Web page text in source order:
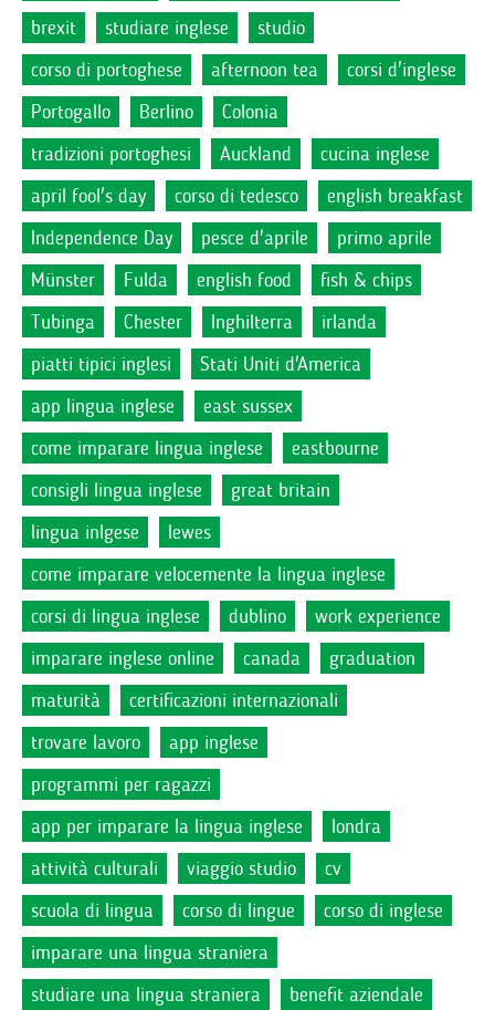
brexit
studiare inglese
studio
corso di portoghese
afternoon tea
corsi d'inglese
Portogallo
Berlino
Colonia
tradizioni portoghesi
Auckland
cucina inglese
april fool's day
corso di tedesco
english breakfast
Independence Day
pesce d'aprile
primo aprile
Münster
Fulda english food
fish & chips
Tubinga
Chester Inghilterra
irlanda
piatti tipici inglesi
Stati Uniti d'America
app lingua inglese
east sussex
come imparare lingua inglese
eastbourne
consigli lingua inglese
great britain
lingua inlgese
lewes
come imparare velocemente la lingua inglese
corsi di lingua inglese
dublino
work experience
imparare inglese online
canada
graduation
maturità
certificazioni internazionali
trovare lavoro
app inglese
programmi per ragazzi
app per imparare la lingua inglese
londra
attività culturali
viaggio studio
cv
scuola di lingua
corso di lingue
corso di inglese
imparare una lingua straniera
studiare una lingua straniera
benefit aziendale